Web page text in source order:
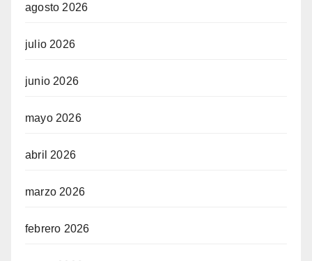
agosto 2026
julio 2026
junio 2026
mayo 2026
abril 2026
marzo 2026
febrero 2026